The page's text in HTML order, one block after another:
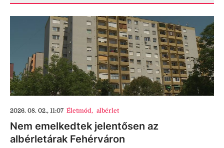
2026. 08. 02., 11:07 Életmód, albérlet
Nem emelkedtek jelentősen az
albérletárak Fehérváron